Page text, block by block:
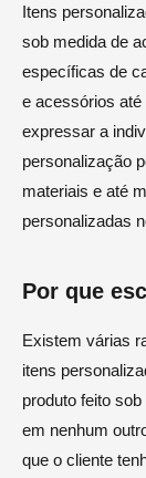
Itens
sob medida de
específicas de
e acessórios
expressar a
personalização
materiais e até
personalizadas
Por que
Existem várias
itens
produto feito
em nenhum
que o cliente